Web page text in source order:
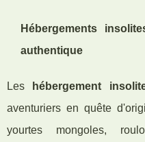
Hébergements
authentique
Les hébergement
aventuriers en quête
yourtes mongoles,